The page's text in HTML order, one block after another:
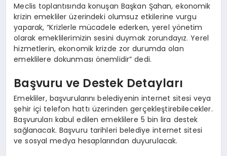
Meclis toplantısında konuşan Başkan Şahan, ekonomik
krizin emekliler üzerindeki olumsuz etkilerine vurgu
yaparak, “Krizlerle mücadele ederken, yerel yönetim
olarak emeklilerimizin sesini duymak zorundayız. Yerel
hizmetlerin, ekonomik krizde zor durumda olan
emeklilere dokunması önemlidir” dedi.
Başvuru ve Destek Detayları
Emekliler, başvurularını belediyenin internet sitesi veya
şehir içi telefon hattı üzerinden gerçekleştirebilecekler.
Başvuruları kabul edilen emeklilere 5 bin lira destek
sağlanacak. Başvuru tarihleri belediye internet sitesi
ve sosyal medya hesaplarından duyurulacak.